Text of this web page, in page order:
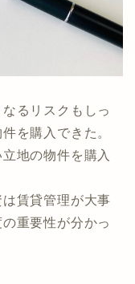
るリスクもしっ
を購入できた。
地の物件を購入
賃貸管理が大事
重要性が分かっ